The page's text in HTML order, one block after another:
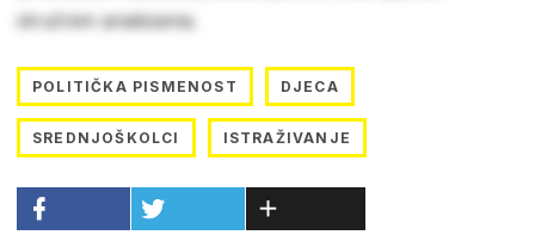
stručnim analizama.
POLITIČKA PISMENOST DJECA
SREDNJOŠKOLCI ISTRAŽIVANJE